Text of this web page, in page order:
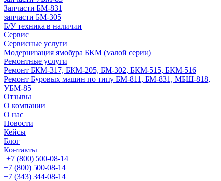
Запчасти БМ-831
запчасти БМ-305
Б/У техника в наличии
Сервис
Сервисные услуги
Модернизация ямобура БКМ (малой серии)
Ремонтные услуги
Ремонт БКМ-317, БКМ-205, БМ-302, БКМ-515, БКМ-516
Ремонт Буровых машин по типу БМ-811, БМ-831, МБШ-818,
УБМ-85
Отзывы
О компании
О нас
Новости
Кейсы
Блог
Контакты
+7 (800) 500-08-14
+7 (800) 500-08-14
+7 (343) 344-08-14